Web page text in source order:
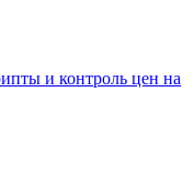
и контроль цен на